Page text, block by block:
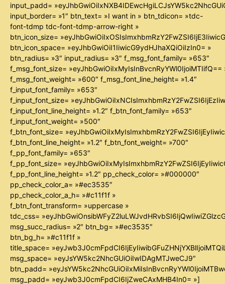
input_padd=
input_border= »1″ btn_text= »I want in » btn_tdicon= »tdc-
font-tdmp tdc-font-tdmp-arrow-right »
btn_icon_size=
btn_icon_space= »eyJhbGwiOiI1IiwicG9ydHJhaXQiOiIzIn0= »
btn_radius= »3″ input_radius= »3″ f_msg_font_family= »653″
f_msg_font_size= »eyJhbGwiOiIxMyIsInBvcnRyYWl0IjoiMTIifQ==
f_msg_font_weight= »600″ f_msg_font_line_height= »1.4″
f_input_font_family= »653″
f_input_font_size=
f_input_font_line_height= »1.2″ f_btn_font_family= »653″
f_input_font_weight= »500″
f_btn_font_size=
f_btn_font_line_height= »1.2″ f_btn_font_weight= »700″
f_pp_font_family= »653″
f_pp_font_size=
f_pp_font_line_height= »1.2″ pp_check_color= »#000000″
pp_check_color_a= »#ec3535″
pp_check_color_a_h= »#c11f1f »
f_btn_font_transform= »uppercase »
tdc_css=
msg_succ_radius= »2″ btn_bg= »#ec3535″
btn_bg_h= »#c11f1f »
title_space=
msg_space= »eyJsYW5kc2NhcGUiOiIwIDAgMTJweCJ9″
btn_padd=
msg_padd= »eyJwb3J0cmFpdCI6IjZweCAxMHB4In0= »]